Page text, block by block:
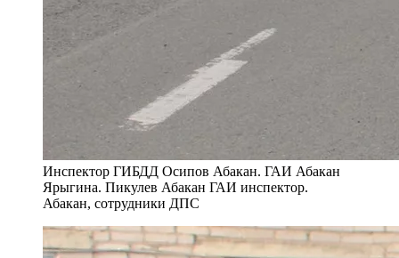
Инспектор ГИБДД Осипов Абакан. ГАИ Абакан
Ярыгина. Пикулев Абакан ГАИ инспектор.
Абакан, сотрудники ДПС